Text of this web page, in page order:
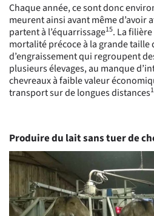
Chaque année, ce sont donc
meurent ainsi avant même d’avoir
partent à l’équarrissage15. La
mortalité précoce à la grande taille
d’engraissement qui regroupent
plusieurs élevages, au manque
chevreaux à faible valeur
transport sur de longues distances
Produire du lait sans tuer de